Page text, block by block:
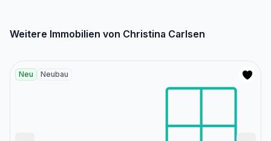
Weitere Immobilien von Christina Carlsen
Neu Neubau